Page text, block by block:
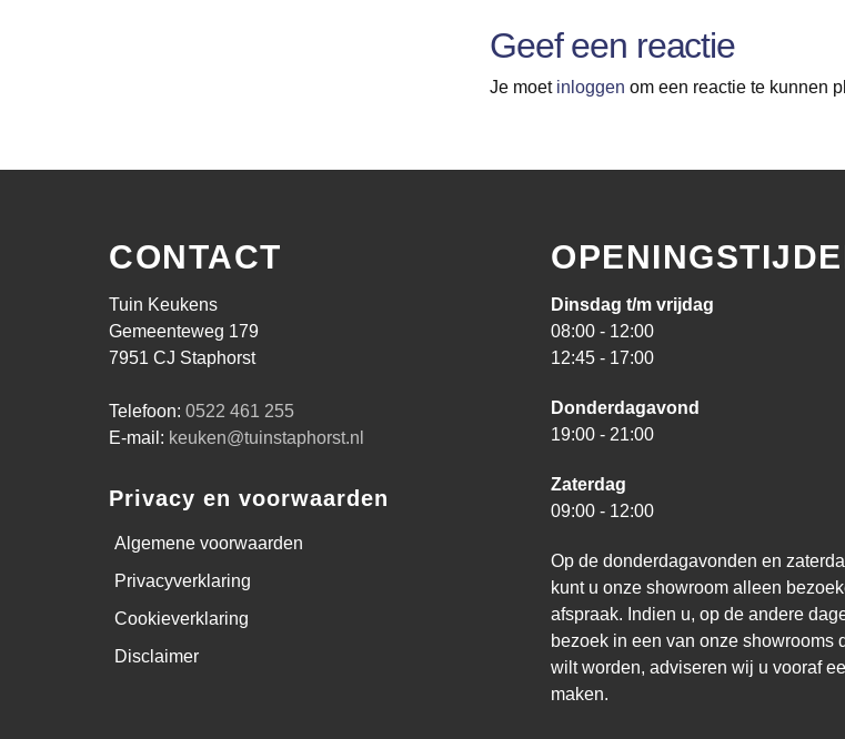
Geef een reactie
Je moet inloggen om een reactie te kunnen
CONTACT
Tuin Keukens
Gemeenteweg 179
7951 CJ Staphorst
Telefoon:0522 461 255
E-mail: keuken@tuinstaphorst.nl
Privacy en voorwaarden
Algemene voorwaarden
Privacyverklaring
Cookieverklaring
Disclaimer
Dinsdag t/m vrijdag
08:00 - 12:00
12:45 - 17:00
Donderdagavond
19:00 - 21:00
Zaterdag
09:00 - 12:00
Op de donderdagavonden en
kunt u onze showroom alleen
afspraak. Indien u, op de andere
bezoek in een van onze showrooms
wilt worden, adviseren wij u vooraf
maken.